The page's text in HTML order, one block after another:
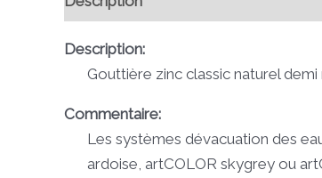
Description:
Gouttière zinc classic naturel
Commentaire:
Les systèmes dévacuation des
ardoise, artCOLOR skygrey ou